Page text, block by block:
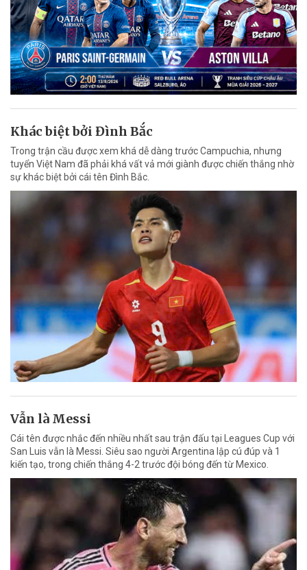
Khác biệt bởi Đình Bắc
Trong trận cầu được xem khá dễ dàng trước Campuchia, nhưng
tuyển Việt Nam đã phải khá vất vả mới giành được chiến thắng nhờ
sự khác biệt bởi cái tên Đình Bắc.
Vẫn là Messi
Cái tên được nhắc đến nhiều nhất sau trận đấu tại Leagues Cup với
San Luis vẫn là Messi. Siêu sao người Argentina lập cú đúp và 1
kiến tạo, trong chiến thắng 4-2 trước đội bóng đến từ Mexico.